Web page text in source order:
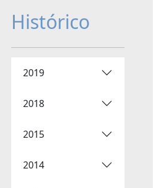
Histórico
2019
2018
2015
2014